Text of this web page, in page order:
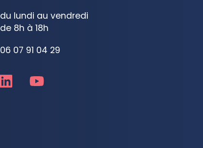
du lundi au vendredi
de 8h à 18h
06 07 91 04 29